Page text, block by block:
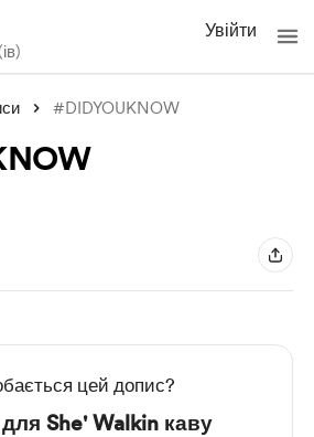
Увійти
#DIDYOUKNOW
цей допис?
She' Walkin каву